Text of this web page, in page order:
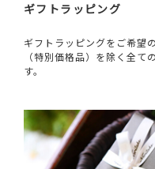
ギフトラッピング
ギフトラッピングをご希望
（特別価格品）を除く全て
す。